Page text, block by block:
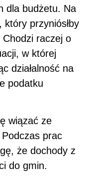
dla budżetu. Na
przyniósłby
raczej o
w której
działalność na
podatku
wiązać ze
prac
że dochody z
do gmin.